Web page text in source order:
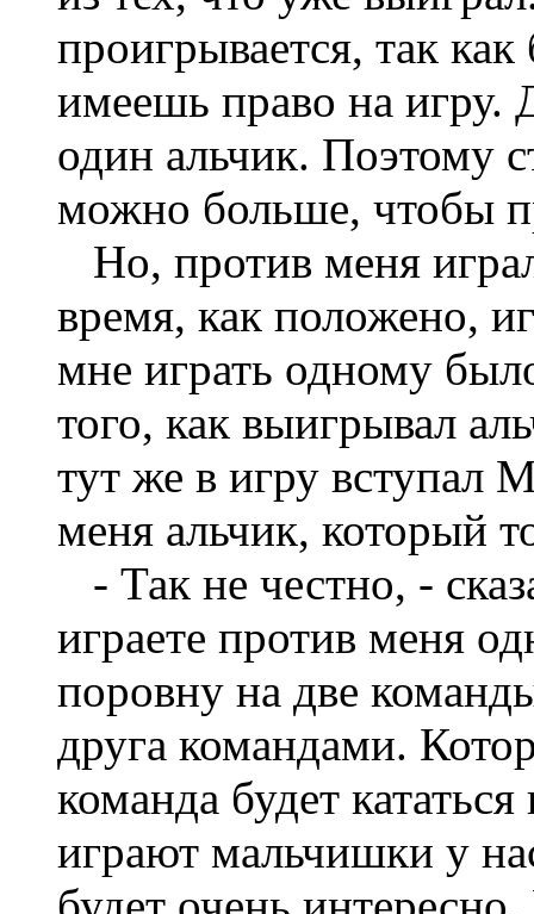
проигрывается, так
имеешь право на игру.
один альчик. Поэтому
можно больше, чтобы
Но, против меня
время, как положено,
мне играть одному
того, как выигрывал
тут же в игру вступал
меня альчик, который
- Так не честно, -
играете против меня
поровну на две
друга командами.
команда будет
играют мальчишки у